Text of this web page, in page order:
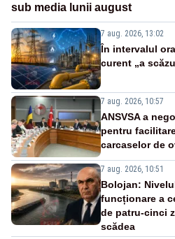
sub media lunii august
7 aug. 2026, 13:02
În intervalul
curent „a
7 aug. 2026, 10:57
ANSVSA a
pentru
carcaselor de
7 aug. 2026, 10:51
Bolojan:
funcționare a
de patru-cinci
scădea